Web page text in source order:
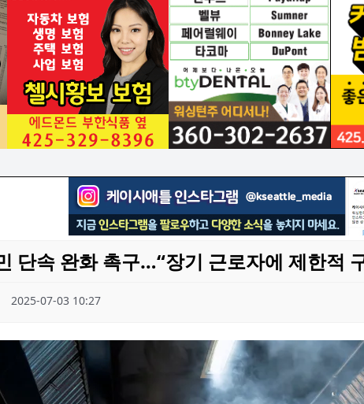
단속 완화 촉구…“장기 근로자에 제한적
2025-07-03 10:27